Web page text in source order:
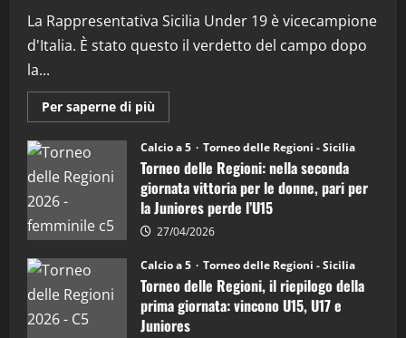
3 21/04/2026
4
“SportEmpire” in Podcast: 27^ Puntata
(Martedi 14 Aprile 2026)
5
"SportEmpire" in Podcast
“SportEmpire” in Podcast: 26^ Puntata
(Martedi 07 Aprile 2026)
La Rappresentativa Sicilia Under 19 è vicecampione
d'Italia. È stato questo il verdetto del campo dopo
la...
Per saperne di più
informazioni
Torneo
delle
Regioni
di
calcio
a
5:
la
Juniores
è
vicecampione
d’Italia
Calcio a 5 Torneo delle Regioni - Sicilia
Torneo delle Regioni: nella seconda
giornata vittoria per le donne, pari per
la Juniores perde l’U15
27/04/2026
Calcio a 5 Torneo delle Regioni - Sicilia
Torneo delle Regioni, il riepilogo della
prima giornata: vincono U15, U17 e
Juniores